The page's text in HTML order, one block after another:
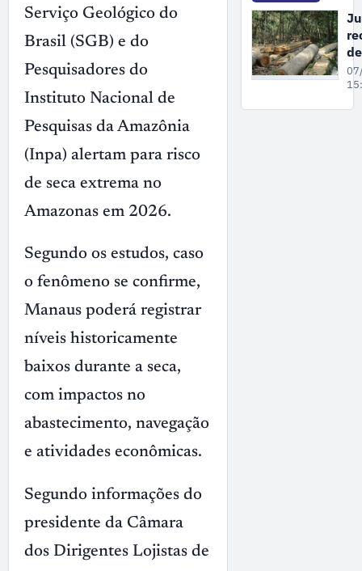
Serviço Geológico do
Brasil (SGB) e do
Pesquisadores do
Instituto Nacional de
Pesquisas da Amazônia
(Inpa) alertam para risco
de seca extrema no
Amazonas em 2026.
Segundo os estudos, caso
o fenômeno se confirme,
Manaus poderá registrar
níveis historicamente
baixos durante a seca,
com impactos no
abastecimento, navegação
e atividades econômicas.
Segundo informações do
presidente da Câmara
dos Dirigentes Lojistas de
de